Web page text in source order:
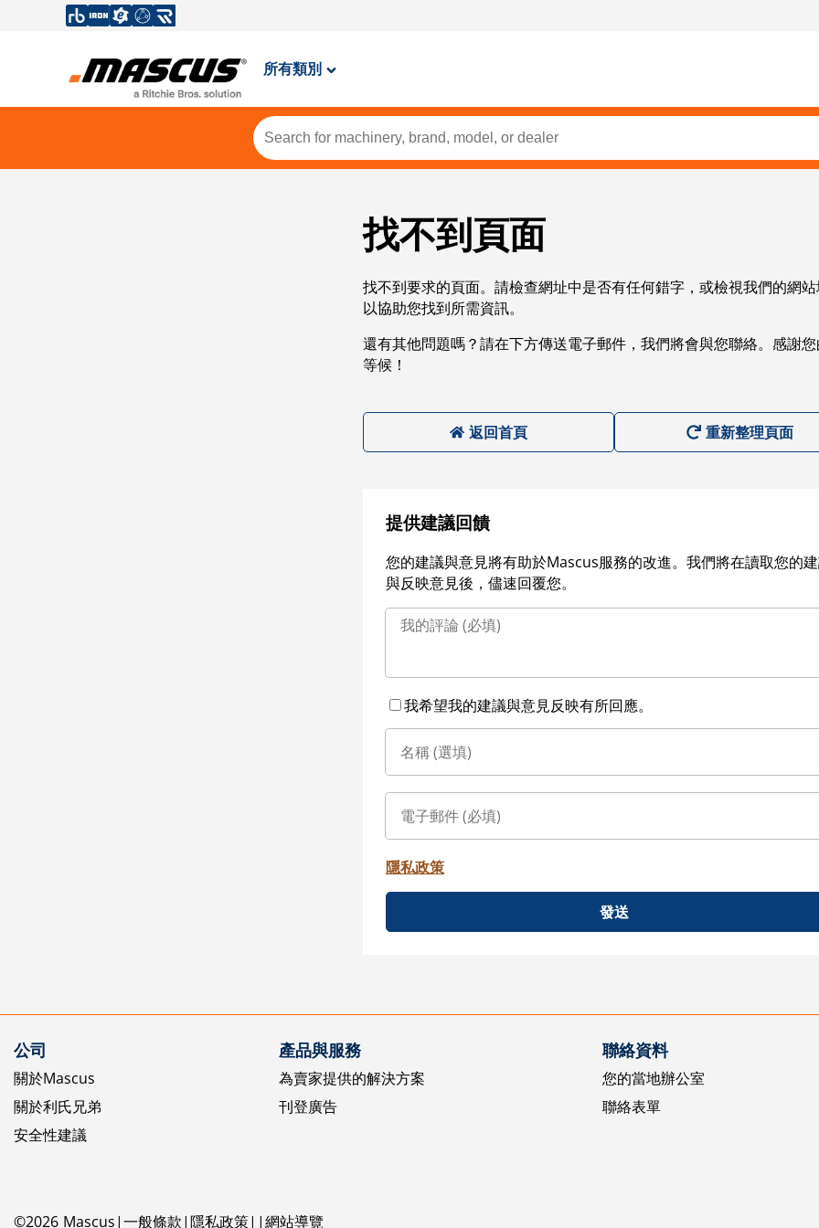
所有類別
找不到頁面
找不到要求的頁面。請檢查網址中是否有任何錯字，或檢視我們的網
以協助您找到所需資訊。
還有其他問題嗎？請在下方傳送電子郵件，我們將會與您聯絡。感謝
等候！
返回首頁 重新整理頁面
提供建議回饋
您的建議與意見將有助於Mascus服務的改進。我們將在讀取您的
與反映意見後，儘速回覆您。
我希望我的建議與意見反映有所回應。
隱私政策
發送
公司
關於Mascus
關於利氏兄弟
安全性建議
產品與服務
為賣家提供的解決方案
刊登廣告
聯絡資料
您的當地辦公室
聯絡表單
©2026 Mascus 一般條款 隱私政策 網站導覽